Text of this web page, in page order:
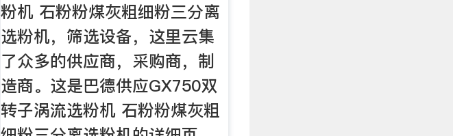
粉机 石粉粉煤灰粗细粉三分离
选粉机，筛选设备，这里云集
了众多的供应商，采购商，制
造商。这是巴德供应GX750双
转子涡流选粉机 石粉粉煤灰粗